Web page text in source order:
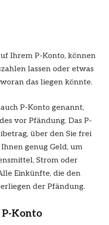
Ihrem P-Konto, können
lassen oder etwas
das liegen könnte.
P-Konto genannt,
vor Pfändung. Das P-
über den Sie frei
genug Geld, um
Strom oder
Einkünfte, die den
der Pfändung.
Konto